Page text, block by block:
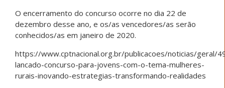
O encerramento do concurso ocorre no dia 22 de
dezembro desse ano, e os/as vencedores/as serão
conhecidos/as em janeiro de 2020.
https://www.cptnacional.org.br/publicacoes/noticias/geral/
lancado-concurso-para-jovens-com-o-tema-mulheres-
rurais-inovando-estrategias-transformando-realidades